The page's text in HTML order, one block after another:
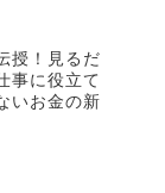
授！見るだ
事に役立て
いお金の新